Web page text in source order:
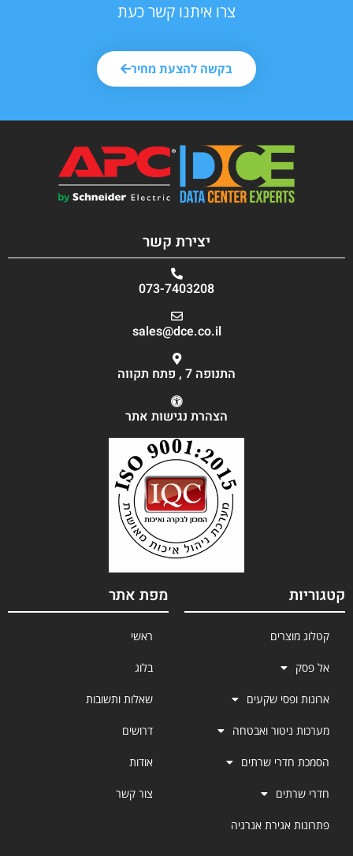
צרו איתנו קשר כעת
בקשה להצעת מחיר
יצירת קשר
073-7403208
sales@dce.co.il
התנופה 7 , פתח תקווה
הצהרת נגישות אתר
קטגוריות
קטלוג מוצרים
אל פסק
ארונות ופסי שקעים
מערכות ניטור ואבטחה
הסמכת חדרי שרתים
חדרי שרתים
פתרונות אגירת אנרגיה
מפת אתר
ראשי
בלוג
שאלות ותשובות
דרושים
אודות
צור קשר